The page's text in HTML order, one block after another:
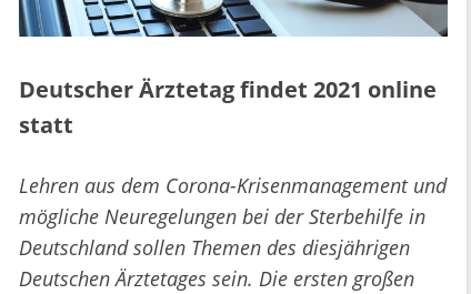
Deutscher Ärztetag findet 2021 online
statt
Lehren aus dem Corona-Krisenmanagement und
mögliche Neuregelungen bei der Sterbehilfe in
Deutschland sollen Themen des diesjährigen
Deutschen Ärztetages sein. Die ersten großen